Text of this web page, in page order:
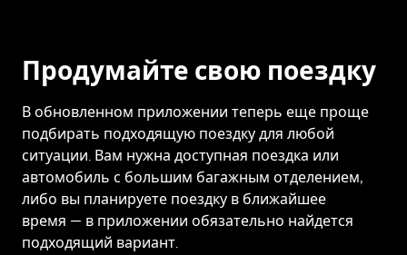
Продумайте свою поездку
В обновленном приложении теперь еще проще
подбирать подходящую поездку для любой
ситуации. Вам нужна доступная поездка или
автомобиль с большим багажным отделением,
либо вы планируете поездку в ближайшее
время — в приложении обязательно найдется
подходящий вариант.